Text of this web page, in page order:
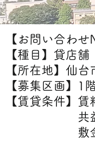
【お問い合わ
【種目】貸店舗
【所在地】仙
【募集区画】
【賃貸条
共益
敷金/礼